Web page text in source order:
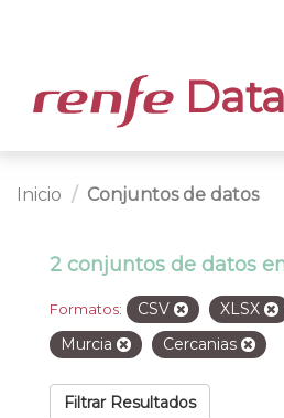
Data
Inicio Conjuntos de datos
2 conjuntos de datos
Formatos: CSV XLSX
Murcia Cercanias
Filtrar Resultados